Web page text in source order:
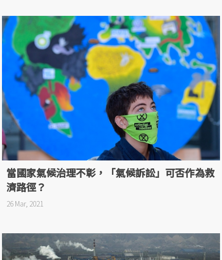
當國家氣候治理不彰，「氣候訴訟」可否作為救
濟路徑？
26 Mar, 2021